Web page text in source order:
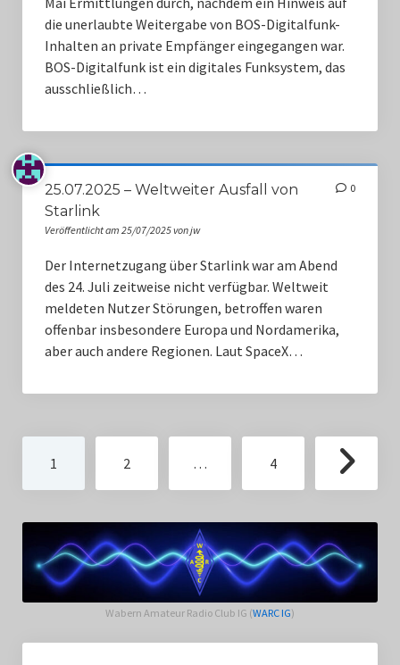
die unerlaubte Weitergabe von BOS-Digitalfunk-
Inhalten an private Empfänger eingegangen war.
BOS-Digitalfunk ist ein digitales Funksystem, das
ausschließlich…
25.07.2025 – Weltweiter Ausfall von
Starlink
Veröffentlicht am 25/07/2025 von jw
0
Der Internetzugang über Starlink war am Abend
des 24. Juli zeitweise nicht verfügbar. Weltweit
meldeten Nutzer Störungen, betroffen waren
offenbar insbesondere Europa und Nordamerika,
aber auch andere Regionen. Laut SpaceX…
Beiträge
1 2 … 4
Wabern Amateur Radio Club IG (WARC IG)